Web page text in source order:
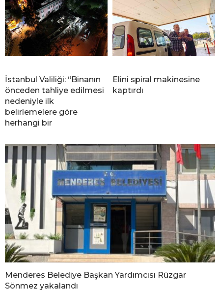
İstanbul Valiliği: “Binanın
önceden tahliye edilmesi
nedeniyle ilk
belirlemelere göre
herhangi bir
Elini spiral makinesine
kaptırdı
Menderes Belediye Başkan Yardımcısı Rüzgar
Sönmez yakalandı